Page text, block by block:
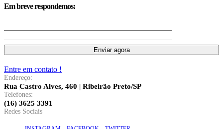
Em breve respondemos:
Entre em contato !
Endereço:
Rua Castro Alves, 460 | Ribeirão Preto/SP
Telefones:
(16) 3625 3391
Redes Sociais